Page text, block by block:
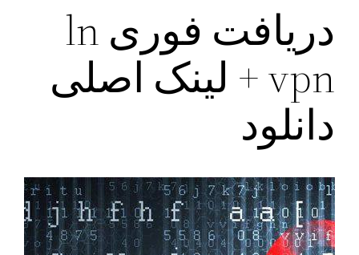
دریافت فوری ln
vpn + لینک اصلی
دانلود